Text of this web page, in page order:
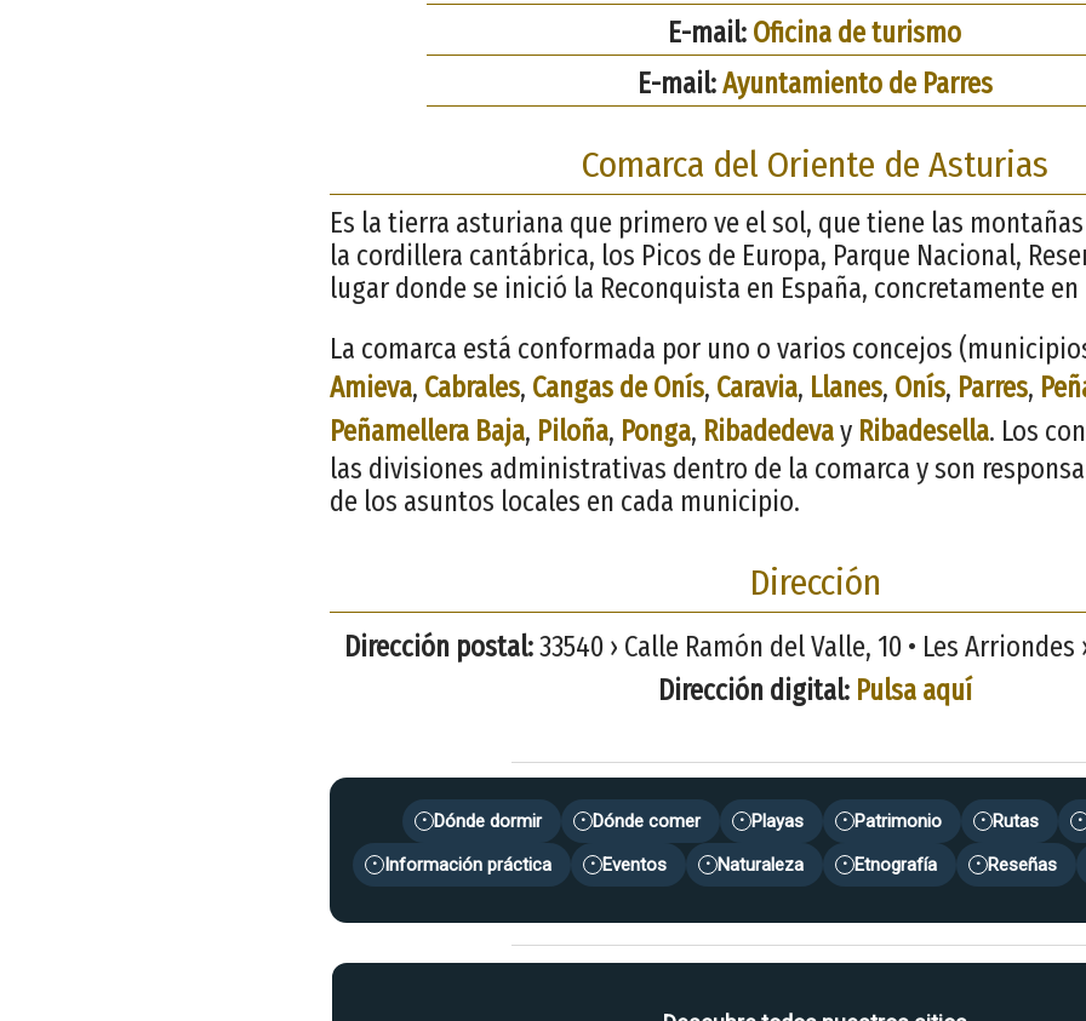
E-mail: Oficina de turismo
E-mail:Ayuntamiento de Parres
Comarca del Oriente de Asturias
Es la tierra asturiana que primero ve el sol, que tiene las
la cordillera cantábrica, los Picos de Europa, Parque Nacional,
lugar donde se inició la Reconquista en España, concretamente en
La comarca está conformada por uno o varios concejos
Amieva, Cabrales, Cangas de Onís, Caravia, Llanes, Onís, Parres,
Peñamellera Baja, Piloña, Ponga, Ribadedevay Ribadesella. Los
las divisiones administrativas dentro de la comarca y son
de los asuntos locales en cada municipio.
Dirección
Dirección postal:33540 › Calle Ramón del Valle, 10 • Les Arriondes
Dirección digital: Pulsa aquí
• Dónde dormir • Dónde comer • Playas • Patrimonio • Rutas •
• Información práctica • Eventos • Naturaleza • Etnografía • Reseñas